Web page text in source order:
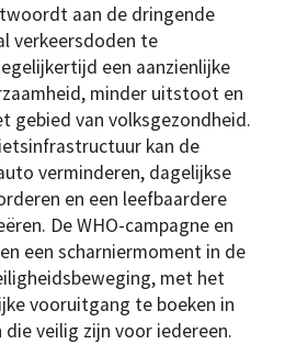
aan de dringende
verkeersdoden te
een aanzienlijke
minder uitstoot en
gebied van volksgezondheid.
kan de
verminderen, dagelijkse
en een leefbaardere
De WHO-campagne en
een scharniermoment in de
met het
vooruitgang te boeken in
veilig zijn voor iedereen.